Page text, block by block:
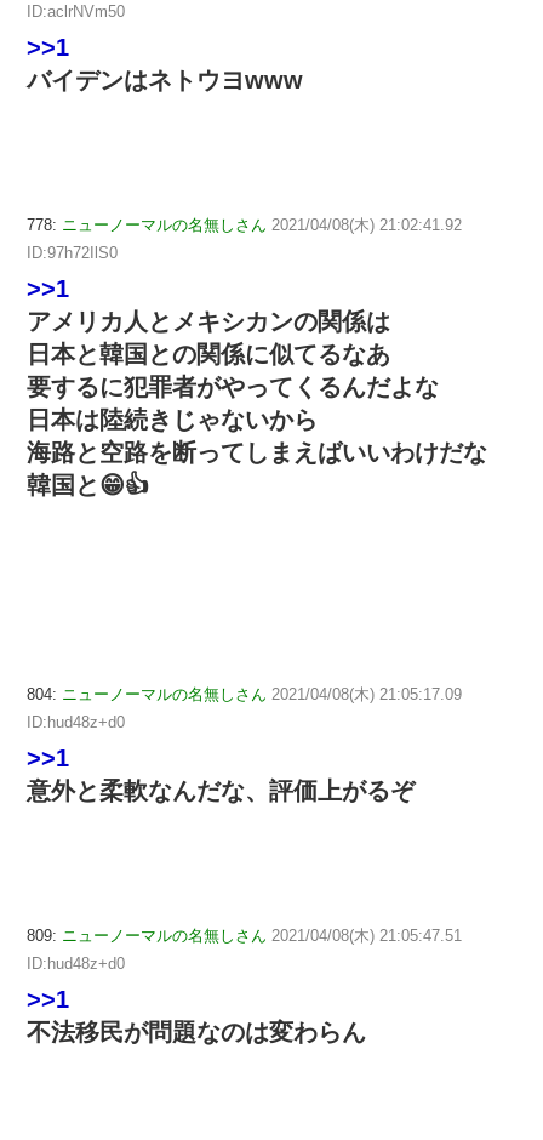
ID:aclrNVm50
>>1
バイデンはネトウヨwww
778: ニューノーマルの名無しさん 2021/04/08(木) 21:02:41.92
ID:97h72IlS0
>>1
アメリカ人とメキシカンの関係は
日本と韓国との関係に似てるなあ
要するに犯罪者がやってくるんだよな
日本は陸続きじゃないから
海路と空路を断ってしまえばいいわけだな
韓国と😁👍
804: ニューノーマルの名無しさん 2021/04/08(木) 21:05:17.09
ID:hud48z+d0
>>1
意外と柔軟なんだな、評価上がるぞ
809: ニューノーマルの名無しさん 2021/04/08(木) 21:05:47.51
ID:hud48z+d0
>>1
不法移民が問題なのは変わらん